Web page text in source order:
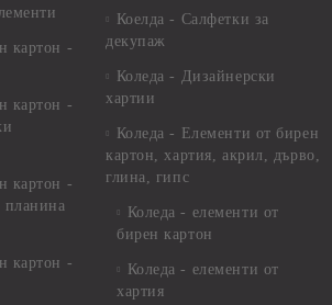
картон -
картон -
картон -
планина
картон -
Коелда - Салфетки за
декупаж
Коледа - Дизайнерски
хартии
Коледа - Eлементи от бирен
картон, хартия, акрил, дърво,
глина, гипс
Коледа - елементи от
бирен картон
Коледа - елементи от
хартия